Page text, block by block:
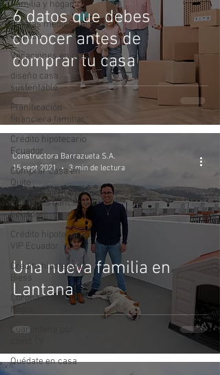
Familia y hogar
Plantas medicinales
en casa
Vacaciones en casa
diseño casa
sustentable
Planificación
financiera familiar
Crédito hipotecario
Ecuador
Comprar casa en
Quito
Entidades bancarias
Ecuador
Crédito hipotecario
VIP Ecuador
Crédito hipotecario
Biess
Coronavirus en el
hogar
Cuarentena por
Quédate en casa
6 datos que debes
conocer antes de
comprar tu casa
Una nueva familia en
Lantana
Constructora Barrazueta S.A.
15 sept 2021
3 min de lectura